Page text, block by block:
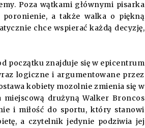
Poza wątkami głównymi pisarka
a także walka o piękną
chce wspierać każdą decyzję,
początku znajduje się w epicentrum
logiczne i argumentowane przez
kobiety mozolnie zmienia się w
miejscową drużyną Walker Broncos
i miłość do sportu, który stanowi
a czytelnik jedynie podziwia jej